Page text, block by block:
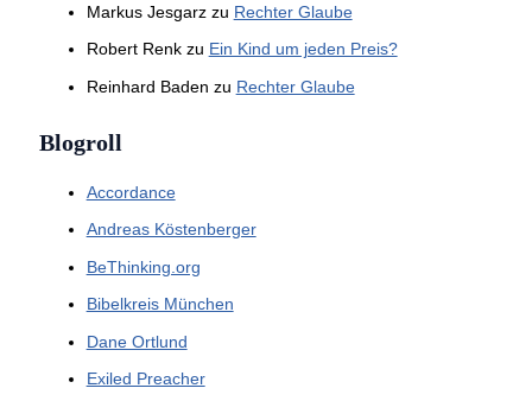
Markus Jesgarzzu Rechter Glaube
Robert Renkzu Ein Kind um jeden Preis?
Reinhard Baden zu Rechter Glaube
Blogroll
Accordance
Andreas Köstenberger
BeThinking.org
Bibelkreis München
Dane Ortlund
Exiled Preacher